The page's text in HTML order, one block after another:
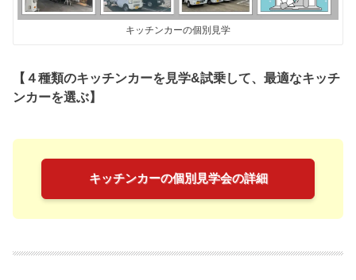
キッチンカーの個別見学
【４種類のキッチンカーを見学&試乗して、最適なキッチ
ンカーを選ぶ】
キッチンカーの個別見学会の詳細